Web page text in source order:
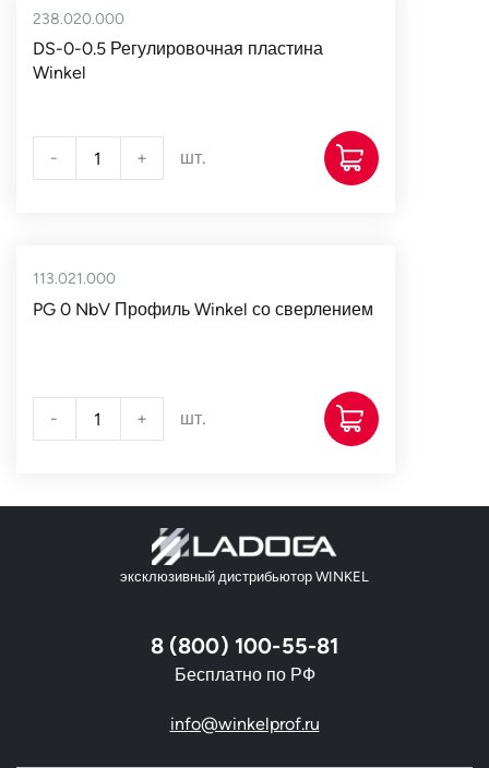
238.020.000
DS-0-0.5 Регулировочная пластина
Winkel
- + шт.
113.021.000
PG 0 NbV Профиль Winkel со сверлением
- + шт.
эксклюзивный дистрибьютор WINKEL
8 (800) 100-55-81
Бесплатно по РФ
info@winkelprof.ru